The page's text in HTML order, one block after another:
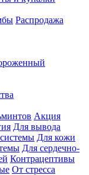
Распродажа
Акция
Для вывода
Для кожи
Для сердечно-
Контрацептивы
От стресса